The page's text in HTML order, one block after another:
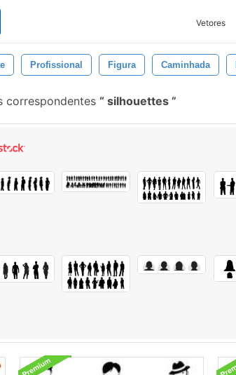
Vetores
Profissional Figura Caminhada
correspondentes silhouettes